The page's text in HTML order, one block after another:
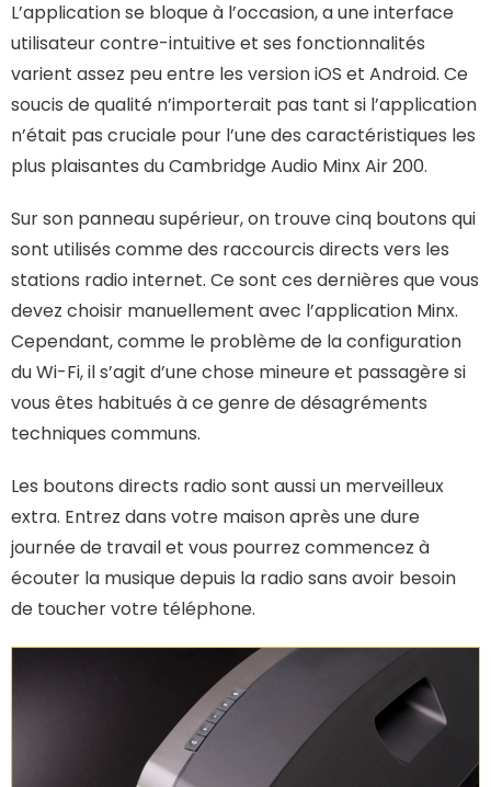
L’application se bloque à l’occasion, a une interface
utilisateur contre-intuitive et ses fonctionnalités
varient assez peu entre les version iOS et Android. Ce
soucis de qualité n’importerait pas tant si l’application
n’était pas cruciale pour l’une des caractéristiques les
plus plaisantes du Cambridge Audio Minx Air 200.
Sur son panneau supérieur, on trouve cinq boutons qui
sont utilisés comme des raccourcis directs vers les
stations radio internet. Ce sont ces dernières que vous
devez choisir manuellement avec l’application Minx.
Cependant, comme le problème de la configuration
du Wi-Fi, il s’agit d’une chose mineure et passagère si
vous êtes habitués à ce genre de désagréments
techniques communs.
Les boutons directs radio sont aussi un merveilleux
extra. Entrez dans votre maison après une dure
journée de travail et vous pourrez commencez à
écouter la musique depuis la radio sans avoir besoin
de toucher votre téléphone.